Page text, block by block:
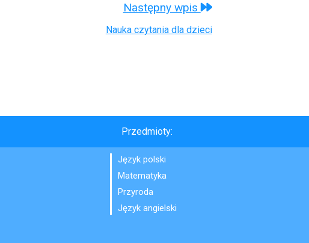
Następny wpis
Nauka czytania dla dzieci
Przedmioty:
Język polski
Matematyka
Przyroda
Język angielski